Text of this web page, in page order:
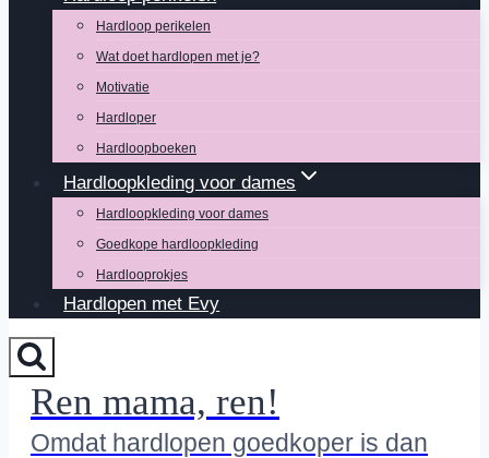
Hardloop perikelen
Wat doet hardlopen met je?
Motivatie
Hardloper
Hardloopboeken
Hardloopkleding voor dames
Hardloopkleding voor dames
Goedkope hardloopkleding
Hardlooprokjes
Hardlopen met Evy
Ren mama, ren!
Omdat hardlopen goedkoper is dan